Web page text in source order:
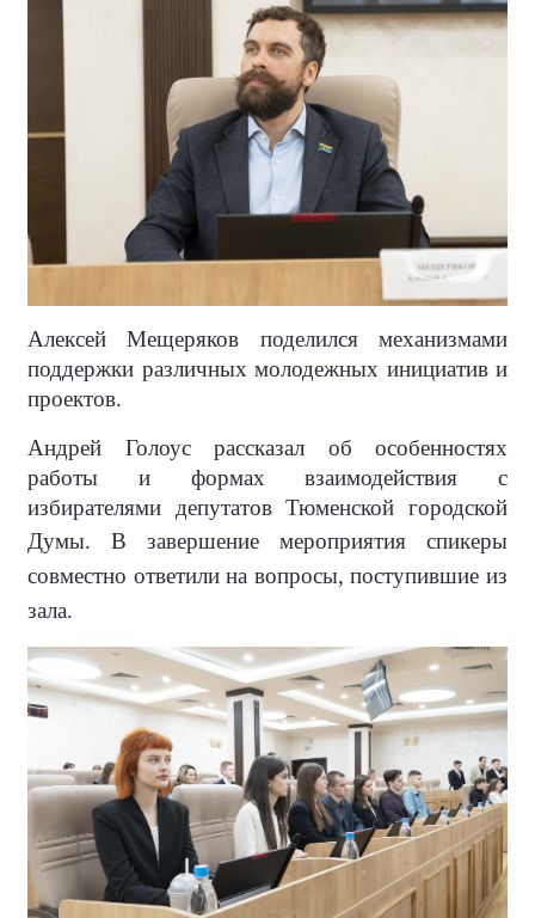
Алексей Мещеряков поделился механизмами
поддержки различных молодежных инициатив и
проектов.
Андрей Голоус рассказал об особенностях
работы и формах взаимодействия с
избирателями депутатов Тюменской городской
Думы. В завершение мероприятия спикеры
совместно ответили на вопросы, поступившие из
зала.